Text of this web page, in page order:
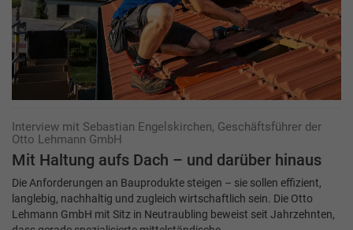
Interview mit Sebastian Engelskirchen, Geschäftsführer der
Otto Lehmann GmbH
Mit Haltung aufs Dach – und darüber hinaus
Die Anforderungen an Bauprodukte steigen – sie sollen effizient,
langlebig, nachhaltig und zugleich wirtschaftlich sein. Die Otto
Lehmann GmbH mit Sitz in Neutraubling beweist seit Jahrzehnten,